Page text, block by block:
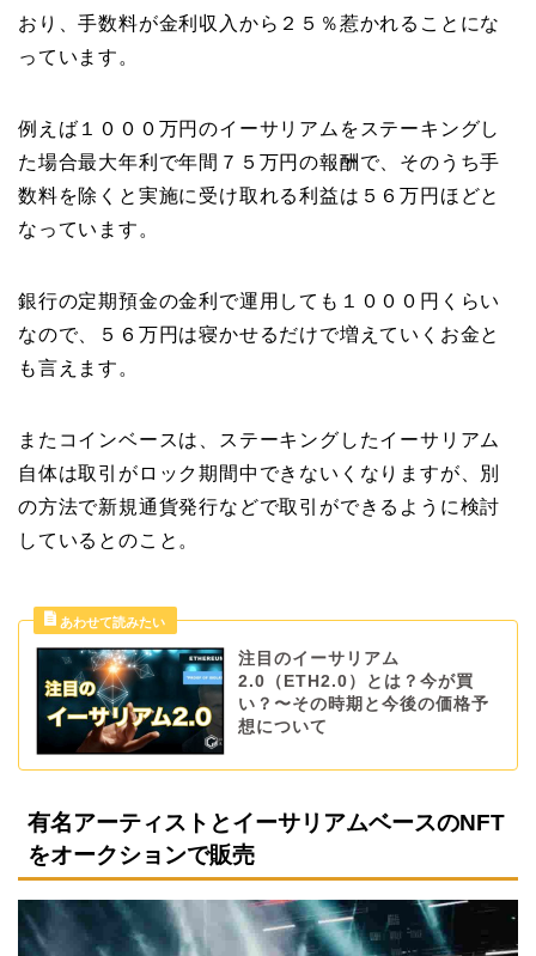
おり、手数料が金利収入から２５％惹かれることにな
っています。
例えば１０００万円のイーサリアムをステーキングし
た場合最大年利で年間７５万円の報酬で、そのうち手
数料を除くと実施に受け取れる利益は５６万円ほどと
なっています。
銀行の定期預金の金利で運用しても１０００円くらい
なので、５６万円は寝かせるだけで増えていくお金と
も言えます。
またコインベースは、ステーキングしたイーサリアム
自体は取引がロック期間中できないくなりますが、別
の方法で新規通貨発行などで取引ができるように検討
しているとのこと。
注目のイーサリアム
2.0（ETH2.0）とは？今が買
い？〜その時期と今後の価格予
想について
有名アーティストとイーサリアムベースのNFT
をオークションで販売